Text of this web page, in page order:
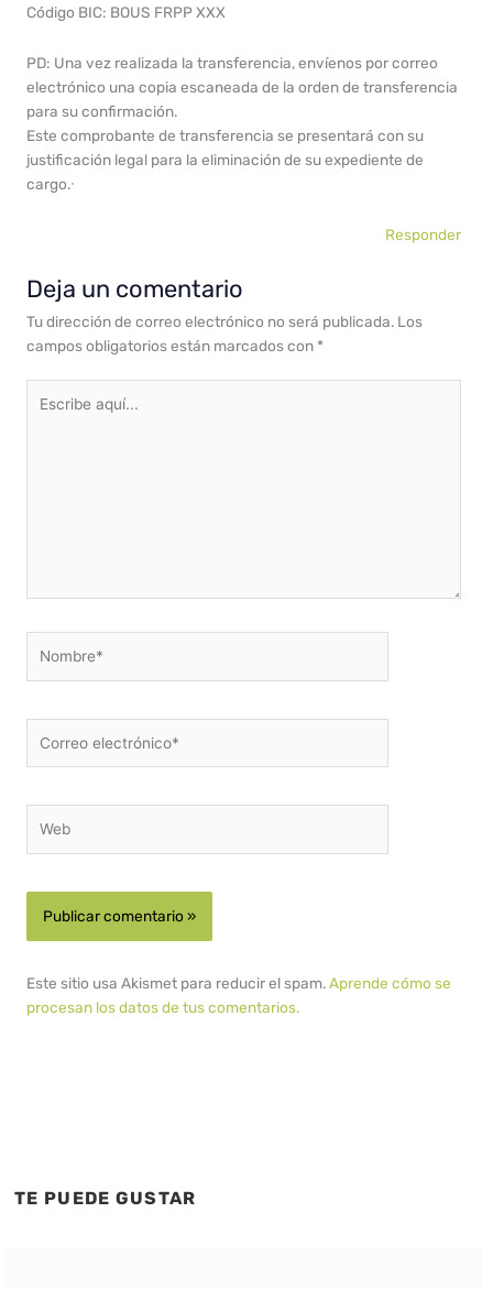
Código BIC: BOUS FRPP XXX
PD: Una vez realizada la transferencia, envíenos por correo
electrónico una copia escaneada de la orden de transferencia
para su confirmación.
Este comprobante de transferencia se presentará con su
justificación legal para la eliminación de su expediente de
cargo.ᐧ
Responder
Deja un comentario
Tu dirección de correo electrónico no será publicada. Los
campos obligatorios están marcados con *
aquí...
electrónico*
Este sitio usa Akismet para reducir el spam.Aprende cómo se
procesan los datos de tus comentarios.
TE PUEDE GUSTAR